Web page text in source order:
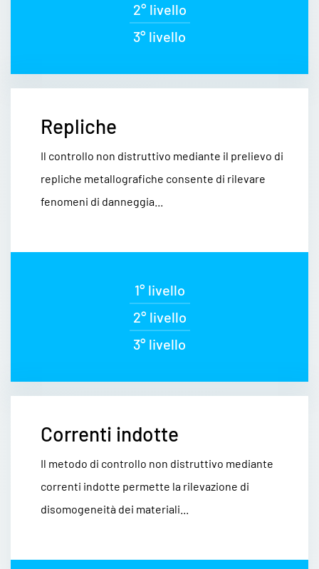
2° livello
3° livello
Repliche
Il controllo non distruttivo mediante il prelievo di
repliche metallografiche consente di rilevare
fenomeni di danneggia...
1° livello
2° livello
3° livello
Correnti indotte
Il metodo di controllo non distruttivo mediante
correnti indotte permette la rilevazione di
disomogeneità dei materiali...